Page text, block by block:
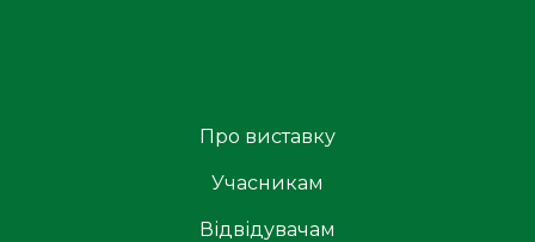
Про виставку
Учасникам
Відвідувачам